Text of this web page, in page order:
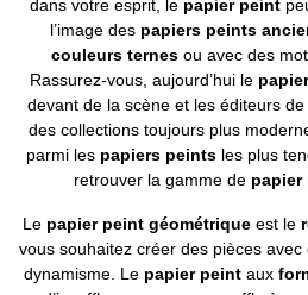
dans votre esprit, le papier peint
l’image des papiers peints
couleurs ternes ou avec des
Rassurez-vous, aujourd’hui le
devant de la scène et les éditeurs de
des collections toujours plus
parmi les papiers peints les plus
retrouver la gamme de papier
Le papier peint géométrique est le
vous souhaitez créer des pièces
dynamisme. Le papier peint aux